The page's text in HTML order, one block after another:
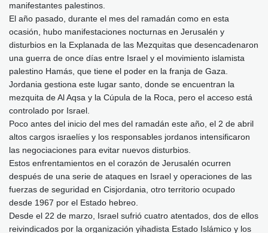
manifestantes palestinos.
El año pasado, durante el mes del ramadán como en esta
ocasión, hubo manifestaciones nocturnas en Jerusalén y
disturbios en la Explanada de las Mezquitas que desencadenaron
una guerra de once días entre Israel y el movimiento islamista
palestino Hamás, que tiene el poder en la franja de Gaza.
Jordania gestiona este lugar santo, donde se encuentran la
mezquita de Al Aqsa y la Cúpula de la Roca, pero el acceso está
controlado por Israel.
Poco antes del inicio del mes del ramadán este año, el 2 de abril
altos cargos israelíes y los responsables jordanos intensificaron
las negociaciones para evitar nuevos disturbios.
Estos enfrentamientos en el corazón de Jerusalén ocurren
después de una serie de ataques en Israel y operaciones de las
fuerzas de seguridad en Cisjordania, otro territorio ocupado
desde 1967 por el Estado hebreo.
Desde el 22 de marzo, Israel sufrió cuatro atentados, dos de ellos
reivindicados por la organización yihadista Estado Islámico y los